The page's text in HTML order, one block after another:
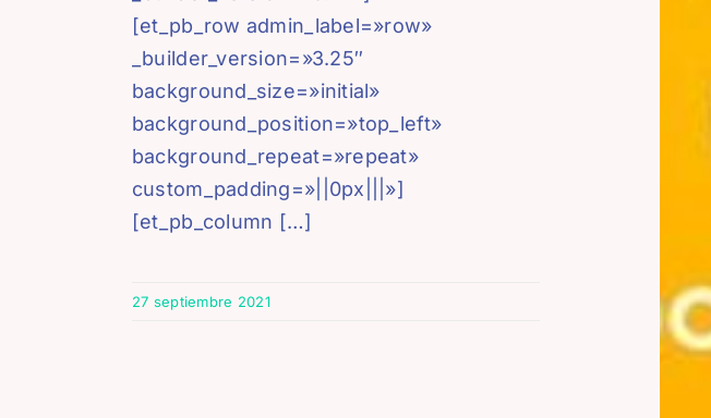
[et_pb_row admin_label=»row»
_builder_version=»3.25″
background_size=»initial»
background_position=»top_left»
background_repeat=»repeat»
custom_padding=»||0px|||»]
[et_pb_column […]
27 septiembre 2021